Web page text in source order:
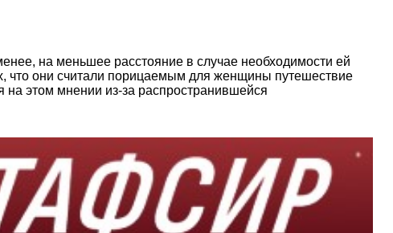
на меньшее расстояние в случае необходимости ей
что они считали порицаемым для женщины путешествие
на этом мнении из-за распространившейся